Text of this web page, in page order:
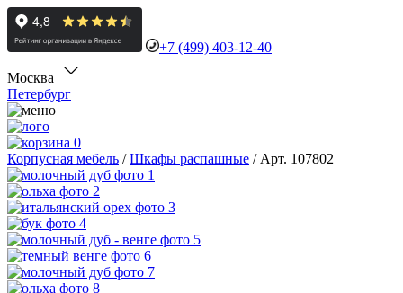
+7 (499) 403-12-40
Москва
Петербург
0
Корпусная мебель /Шкафы распашные / Арт. 107802